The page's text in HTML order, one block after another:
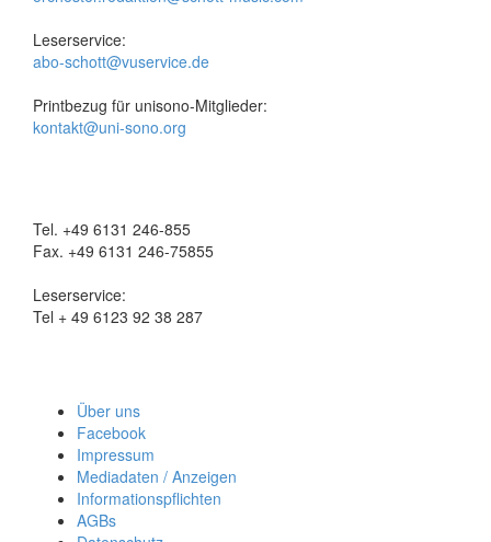
Leserservice:
abo-schott@vuservice.de
Printbezug für unisono-Mitglieder:
kontakt@uni-sono.org
Tel. +49 6131 246-855
Fax. +49 6131 246-75855
Leserservice:
Tel + 49 6123 92 38 287
Über uns
Facebook
Impressum
Mediadaten / Anzeigen
Informationspflichten
AGBs